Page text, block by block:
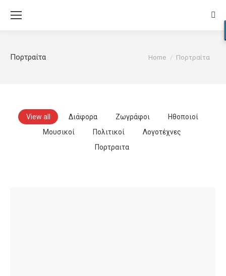
Πορτραίτα You are here:
Home Πορτραίτα
View all Διάφορα Ζωγράφοι
Ηθοποιοί
Μουσικοί
Πολιτικοί
Λογοτέχνες
Πορτραιτα